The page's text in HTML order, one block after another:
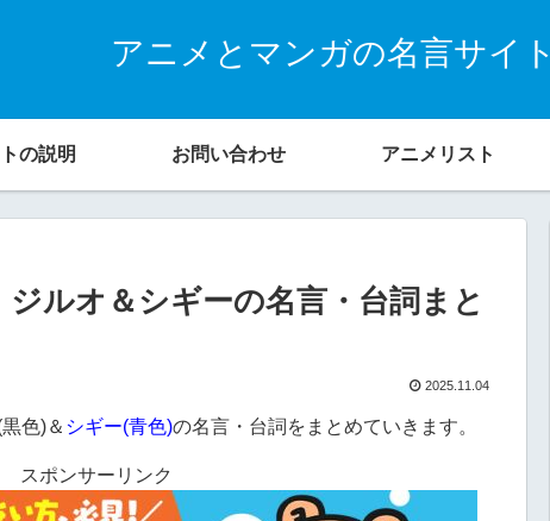
アニメとマンガの名言サイト
の説明 お問い合わせ アニメリスト
ジルオ＆シギーの名言・台詞まと
2025.11.04
色)＆ シギー(青色)の名言・台詞をまとめていきます。
スポンサーリンク